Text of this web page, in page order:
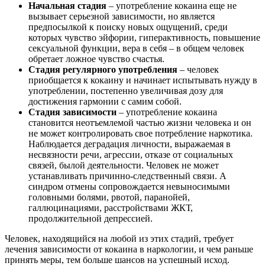
Начальная стадия – употребление кокаина еще не
вызывает серьезной зависимости, но является
предпосылкой к поиску новых ощущений, среди
которых чувство эйфории, гиперактивность, повышение
сексуальной функции, вера в себя – в общем человек
обретает ложное чувство счастья.
Стадия регулярного употребления – человек
приобщается к кокаину и начинает испытывать нужду в
употреблении, постепенно увеличивая дозу для
достижения гармонии с самим собой.
Стадия зависимости – употребление кокаина
становится неотъемлемой частью жизни человека и он
не может контролировать свое потребление наркотика.
Наблюдается деградация личности, выражаемая в
несвязности речи, агрессии, отказе от социальных
связей, былой деятельности. Человек не может
устанавливать причинно-следственный связи. А
синдром отмены сопровождается невыносимыми
головными болями, рвотой, паранойей,
галлюцинациями, расстройствами ЖКТ,
продолжительной депрессией.
Человек, находящийся на любой из этих стадий, требует
лечения зависимости от кокаина в наркологии, и чем раньше
принять меры, тем больше шансов на успешный исход.